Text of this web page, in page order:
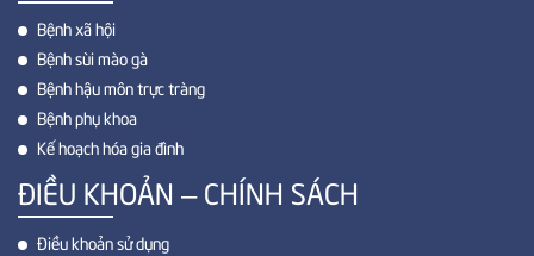
Bệnh xã hội
Bệnh sùi mào gà
Bệnh hậu môn trực tràng
Bệnh phụ khoa
Kế hoạch hóa gia đình
ĐIỀU KHOẢN – CHÍNH SÁCH
Điều khoản sử dụng